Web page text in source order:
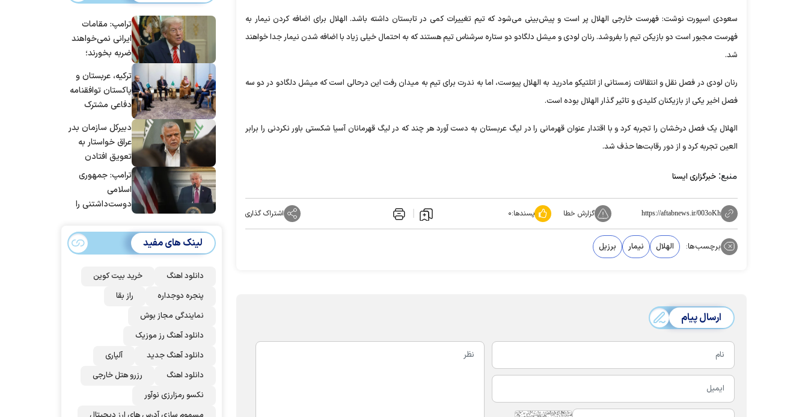
سعودی اسپورت نوشت: فهرست خارجی الهلال پر است و پیش‌بینی می‌شود که تیم تغییرات کمی در تابستان داشته باشد. الهلال برای اضافه کردن نیمار به
فهرست مجبور است دو بازیکن تیم را بفروشد. رنان لودی و میشل دلگادو دو ستاره سرشناس تیم هستند که به احتمال خیلی زیاد با اضافه شدن نیمار جدا خواهند
شد.
رنان لودی در فصل نقل و انتقالات زمستانی از اتلتیکو مادرید به الهلال پیوست، اما به ندرت برای تیم به میدان رفت این درحالی است که میشل دلگادو در دو سه
فصل اخیر یکی از بازیکنان کلیدی و تاثیر گذار الهلال بوده است.
الهلال یک فصل درخشان را تجربه کرد و با اقتدار عنوان قهرمانی را در لیگ عربستان به دست آورد هر چند که در لیگ قهرمانان آسیا شکستی باور نکردنی را برابر
العین تجربه کرد و از دور رقابت‌ها حذف شد.
منبع: خبرگزاری ایسنا
https://aftabnews.ir/003oKh گزارش خطا پسندها:۰ اشتراک گذاری
برچسب‌ها: الهلال نیمار برزیل
ارسال پیام
ترامپ: مقامات
ایرانی نمی‌خواهند
ضربه بخورند؛
توافق برسند
ترکیه، عربستان و
پاکستان توافقنامه
دفاعی مشترک
دبیرکل سازمان بدر
عراق خواستار به
تعویق افتادن
پاسخ به حمله
عربستان و آمریکا
شد
ترامپ: جمهوری
اسلامی
دوست‌داشتنی را
برای بزرگ‌ترین
حمله آماده بودیم
است، درست
است؟
لینک های مفید
دانلود اهنگ
خرید بیت کوین
پنجره دوجداره
راز بقا
نمایندگی مجاز بوش
دانلود آهنگ رز‌ موزیک
دانلود آهنگ جدید
آلپاری
دانلود اهنگ
رزرو هتل خارجی
نکسو رمزارزی نوآور